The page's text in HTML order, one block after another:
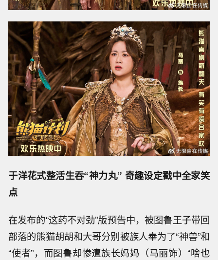
于洋花式整活生吞“神力丸” 奇趣设定戳中全家笑
点
在发布的“这药不对劲”版预告中，被图鲁王子带回
部落的熊猫胡胡和大哥分别被族人奉为了“神兽”和
“使者”，而图鲁却惨遭族长妈妈（马丽饰）“啥也